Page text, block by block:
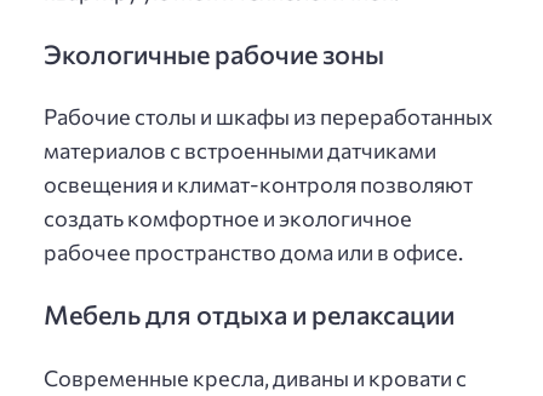
Экологичные рабочие зоны
Рабочие столы и шкафы из переработанных
материалов с встроенными датчиками
освещения и климат-контроля позволяют
создать комфортное и экологичное
рабочее пространство дома или в офисе.
Мебель для отдыха и релаксации
Современные кресла, диваны и кровати с